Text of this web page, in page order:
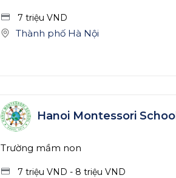
7 triệu VND
Thành phố Hà Nội
Hanoi Montessori School
Trường mầm non
7 triệu VND - 8 triệu VND